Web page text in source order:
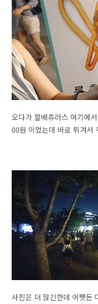
오다가 할배츄러스 여기에
00원 이었는데 바로 튀겨서
사진은 더 많긴한데 어쨋든